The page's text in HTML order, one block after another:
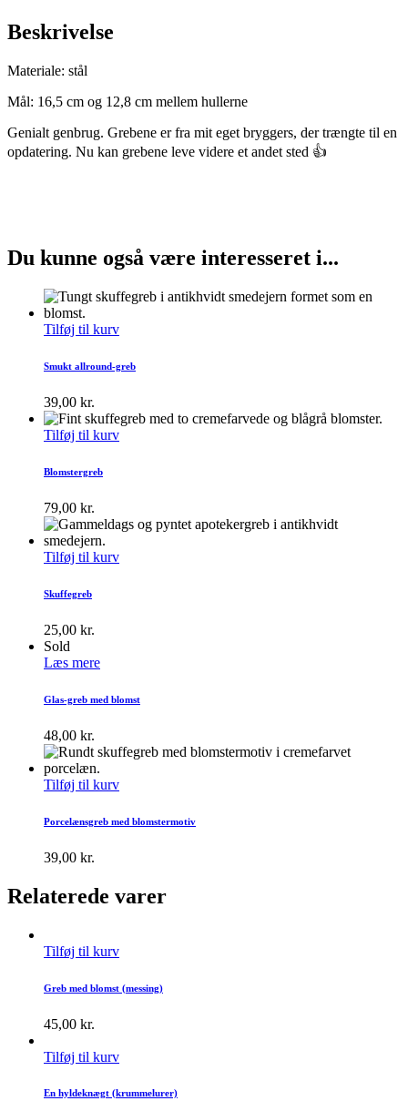
Beskrivelse
Materiale: stål
Mål: 16,5 cm og 12,8 cm mellem hullerne
Genialt genbrug. Grebene er fra mit eget bryggers, der trængte til en
opdatering. Nu kan grebene leve videre et andet sted 👍
Du kunne også være interesseret i...
Tilføj til kurv
Smukt allround-greb
39,00 kr.
Tilføj til kurv
Blomstergreb
79,00 kr.
Tilføj til kurv
Skuffegreb
25,00 kr.
Sold
Læs mere
Glas-greb med blomst
48,00 kr.
Tilføj til kurv
Porcelænsgreb med blomstermotiv
39,00 kr.
Relaterede varer
Tilføj til kurv
Greb med blomst (messing)
45,00 kr.
Tilføj til kurv
En hyldeknægt (krummelurer)